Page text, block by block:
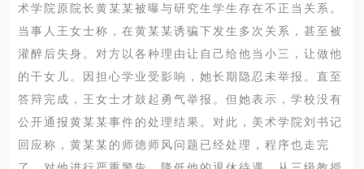
术学院原院长黄某某被曝与研究生学生存在不正当关系。
当事人王女士称，在黄某某诱骗下发生多次关系，甚至被
灌醉后失身。对方以各种理由让自己给他当小三，让做他
的干女儿。因担心学业受影响，她长期隐忍未举报。直至
答辩完成，王女士才鼓起勇气举报。但她表示，学校没有
公开通报黄某某事件的处理结果。对此，美术学院刘书记
回应称，黄某某的师德师风问题已经处理，程序也走完